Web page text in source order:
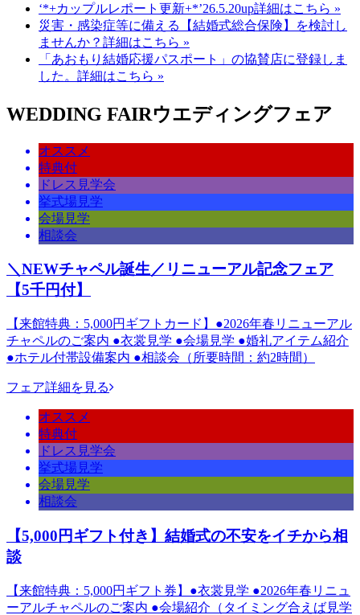
‘*+カップルレポート更新+*’26.5.20up詳細はこちら »
災害・感染症等に備える【結婚式総合保険】を検討し
ませんか？ 詳細はこちら »
「あおもり結婚応援パスポート」の協賛店に登録しま
した。 詳細はこちら »
WEDDING FAIRウエディングフェア
オススメ
特典付
ドレス見学会
挙式場見学
会場見学
相談会
＼NEWチャペル誕生／リニューアル記念フェア
【5千円付】
【来館特典：5,000円ギフトカード】●2026年春リニューアル
チャペルのご案内 ●衣裳見学 ●会場見学 ●婚礼アイテム紹介
●ホテル付帯設備案内 ●相談会（所要時間：約2時間）
フェア詳細を見る
オススメ
特典付
ドレス見学会
挙式場見学
会場見学
相談会
【5,000円ギフト付き】結婚式の不安をイチから相
談
【来館特典：5,000円ギフト券】●衣裳見学 ●2026年春リニュ
ーアルチャペルのご案内 ●会場紹介（タイミング合えば見学